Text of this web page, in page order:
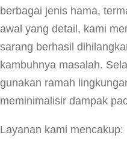
berbagai jenis hama,
awal yang detail, kami
sarang berhasil
kambuhnya masalah.
gunakan ramah
meminimalisir dampak
Layanan kami mencakup: